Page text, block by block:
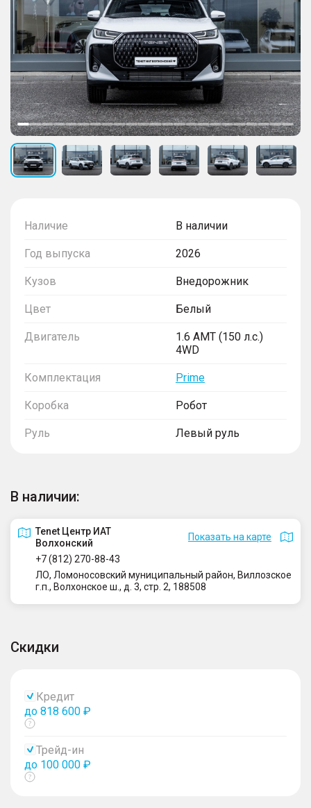
Наличие В наличии
Год выпуска 2026
Кузов Внедорожник
Цвет Белый
Двигатель
1.6 AMT (150 л.с.)
4WD
Комплектация Prime
Коробка Робот
Руль Левый руль
В наличии:
Tenet Центр ИАТ
Волхонский
Показать на карте
+7 (812) 270-88-43
ЛО, Ломоносовский муниципальный район, Виллозское
г.п., Волхонское ш., д. 3, стр. 2, 188508
Скидки
Кредит
до 818 600 ₽
Показать
Трейд-ин
до 100 000 ₽
Показать